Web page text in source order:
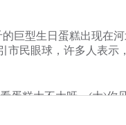
巨型生日蛋糕出现在
市民眼球，许多人表示
糕大不大呀，(大)你